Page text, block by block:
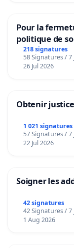
Pour la
politique de
218 signatures
58 Signatures / 7
26 Jul 2026
Obtenir
1 021 signatures
57 Signatures / 7
22 Jul 2026
Soigner les
42 signatures
42 Signatures / 7
1 Aug 2026